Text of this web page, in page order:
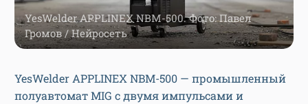
YesWelder APPLINEX NBM-500. Фото: Павел
Громов / Нейросеть
YesWelder APPLINEX NBM-500 — промышленный
полуавтомат MIG с двумя импульсами и